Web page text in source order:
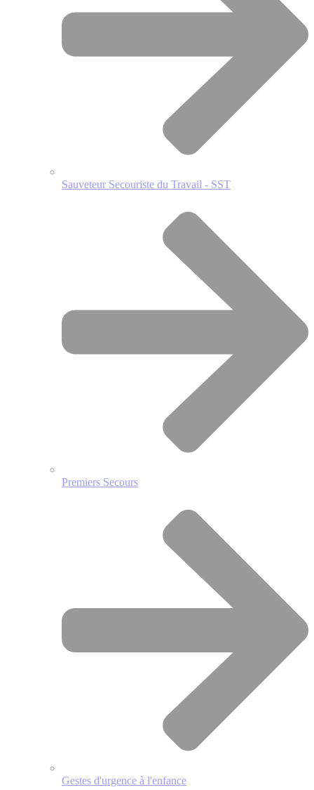
Sauveteur Secouriste du Travail - SST
Premiers Secours
Gestes d'urgence à l'enfance